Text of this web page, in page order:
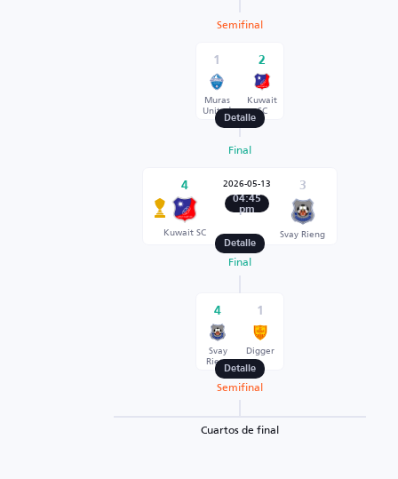
Semifinal
1
Muras
United
2
Kuwait
SC
Detalle
Final
4
Kuwait SC
2026-05-13
04:45
pm
3
Svay Rieng
Detalle
Final
4
Svay
Rieng
1
Digger
Detalle
Semifinal
Cuartos de final